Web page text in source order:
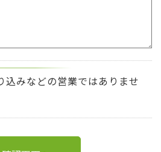
込みなどの営業ではありませ